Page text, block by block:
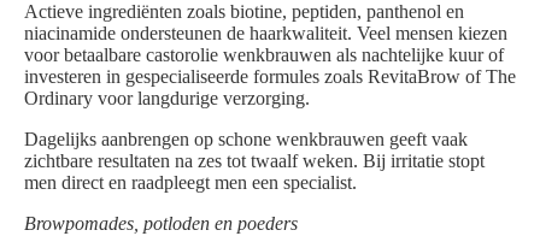
Actieve ingrediënten zoals biotine, peptiden, panthenol en
niacinamide ondersteunen de haarkwaliteit. Veel mensen kiezen
voor betaalbare castorolie wenkbrauwen als nachtelijke kuur of
investeren in gespecialiseerde formules zoals RevitaBrow of The
Ordinary voor langdurige verzorging.
Dagelijks aanbrengen op schone wenkbrauwen geeft vaak
zichtbare resultaten na zes tot twaalf weken. Bij irritatie stopt
men direct en raadpleegt men een specialist.
Browpomades, potloden en poeders